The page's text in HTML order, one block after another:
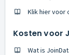
Klik hier voor
Kosten voor
Wat is